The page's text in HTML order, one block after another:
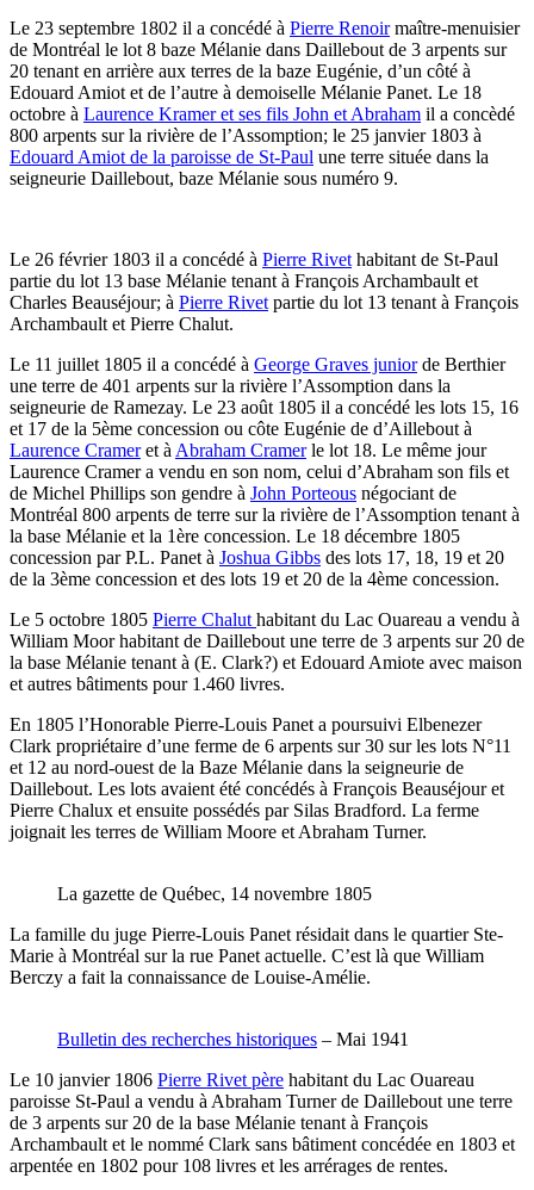
Le 23 septembre 1802 il a concédé à Pierre Renoirmaître-menuisier
de Montréal le lot 8 baze Mélanie dans Daillebout de 3 arpents sur
20 tenant en arrière aux terres de la baze Eugénie, d’un côté à
Edouard Amiot et de l’autre à demoiselle Mélanie Panet. Le 18
octobre à Laurence Kramer et ses fils John et Abraham il a concèdé
800 arpents sur la rivière de l’Assomption; le 25 janvier 1803 à
Edouard Amiot de la paroisse de St-Paul une terre située dans la
seigneurie Daillebout, baze Mélanie sous numéro 9.
Le 26 février 1803 il a concédé à Pierre Rivethabitant de St-Paul
partie du lot 13 base Mélanie tenant à François Archambault et
Charles Beauséjour; à Pierre Rivetpartie du lot 13 tenant à François
Archambault et Pierre Chalut.
Le 11 juillet 1805 il a concédé à George Graves juniorde Berthier
une terre de 401 arpents sur la rivière l’Assomption dans la
seigneurie de Ramezay. Le 23 août 1805 il a concédé les lots 15, 16
et 17 de la 5ème concession ou côte Eugénie de d’Aillebout à
Laurence Crameret àAbraham Cramerle lot 18. Le même jour
Laurence Cramer a vendu en son nom, celui d’Abraham son fils et
de Michel Phillips son gendre à John Porteous négociant de
Montréal 800 arpents de terre sur la rivière de l’Assomption tenant à
la base Mélanie et la 1ère concession. Le 18 décembre 1805
concession par P.L. Panet à Joshua Gibbs des lots 17, 18, 19 et 20
de la 3ème concession et des lots 19 et 20 de la 4ème concession.
Le 5 octobre 1805 Pierre Chaluthabitant du Lac Ouareau a vendu à
William Moor habitant de Daillebout une terre de 3 arpents sur 20 de
la base Mélanie tenant à (E. Clark?) et Edouard Amiote avec maison
et autres bâtiments pour 1.460 livres.
En 1805 l’Honorable Pierre-Louis Panet a poursuivi Elbenezer
Clark propriétaire d’une ferme de 6 arpents sur 30 sur les lots N°11
et 12 au nord-ouest de la Baze Mélanie dans la seigneurie de
Daillebout. Les lots avaient été concédés à François Beauséjour et
Pierre Chalux et ensuite possédés par Silas Bradford. La ferme
joignait les terres de William Moore et Abraham Turner.
La gazette de Québec, 14 novembre 1805
La famille du juge Pierre-Louis Panet résidait dans le quartier Ste-
Marie à Montréal sur la rue Panet actuelle. C’est là que William
Berczy a fait la connaissance de Louise-Amélie.
Bulletin des recherches historiques – Mai 1941
Le 10 janvier 1806 Pierre Rivet père habitant du Lac Ouareau
paroisse St-Paul a vendu à Abraham Turner de Daillebout une terre
de 3 arpents sur 20 de la base Mélanie tenant à François
Archambault et le nommé Clark sans bâtiment concédée en 1803 et
arpentée en 1802 pour 108 livres et les arrérages de rentes.